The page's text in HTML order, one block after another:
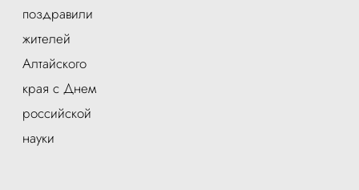
поздравили
жителей
Алтайского
края с Днем
российской
науки